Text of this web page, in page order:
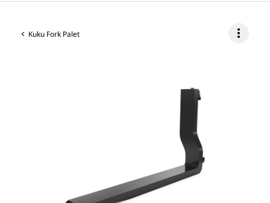
Kuku Fork Palet more_vert